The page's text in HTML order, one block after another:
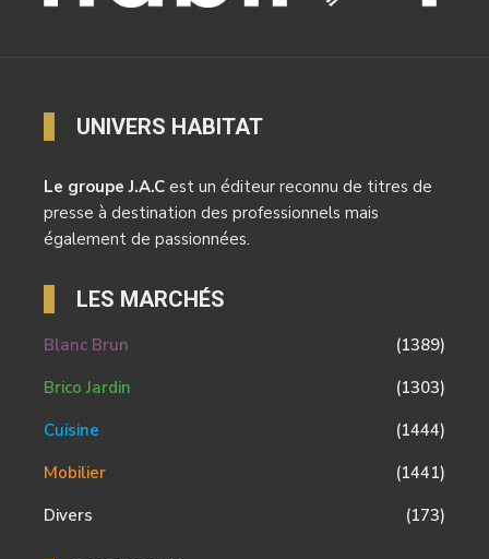
UNIVERS HABITAT
Le groupe J.A.C est un éditeur reconnu de titres de
presse à destination des professionnels mais
également de passionnées.
LES MARCHÉS
Blanc Brun
(1389)
Brico Jardin
(1303)
Cuisine
(1444)
Mobilier
(1441)
Divers
(173)